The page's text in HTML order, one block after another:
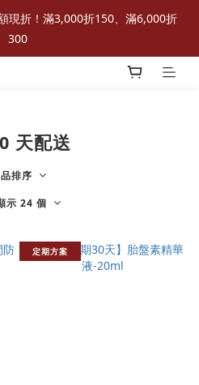
現折！滿3,000折150、滿6,000折
300
天配送
排序
示 24 個
定期方案